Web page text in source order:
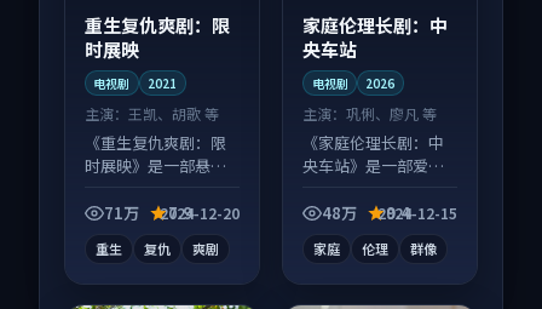
重生复仇爽剧：限
时展映
电视剧 2021
主演： 王凯、胡歌 等
《重生复仇爽剧：限
时展映》是一部悬疑
紧凑信息量大，适合
71万 7.9
2024-12-20
重生 复仇 爽剧
家庭伦理长剧：中
央车站
电视剧 2026
主演：巩俐、廖凡 等
《家庭伦理长剧：中
央车站》是一部爱情
持续发酵，适合周末
48万 9.4
2024-12-15
家庭 伦理 群像